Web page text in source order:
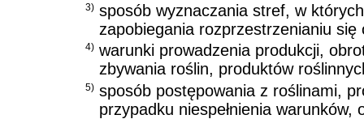
3) sposób wyznaczania stref, w
zapobiegania rozprzestrzenianiu
4) warunki prowadzenia produkcji,
zbywania roślin, produktów
5) sposób postępowania z roślinami,
przypadku niespełnienia